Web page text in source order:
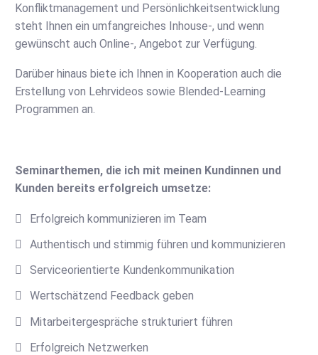
Konfliktmanagement und Persönlichkeitsentwicklung
steht Ihnen ein umfangreiches Inhouse-, und wenn
gewünscht auch Online-, Angebot zur Verfügung.
Darüber hinaus biete ich Ihnen in Kooperation auch die
Erstellung von Lehrvideos sowie Blended-Learning
Programmen an.
Seminarthemen, die ich mit meinen Kundinnen und
Kunden bereits erfolgreich umsetze:
Erfolgreich kommunizieren im Team
Authentisch und stimmig führen und kommunizieren
Serviceorientierte Kundenkommunikation
Wertschätzend Feedback geben
Mitarbeitergespräche strukturiert führen
Erfolgreich Netzwerken